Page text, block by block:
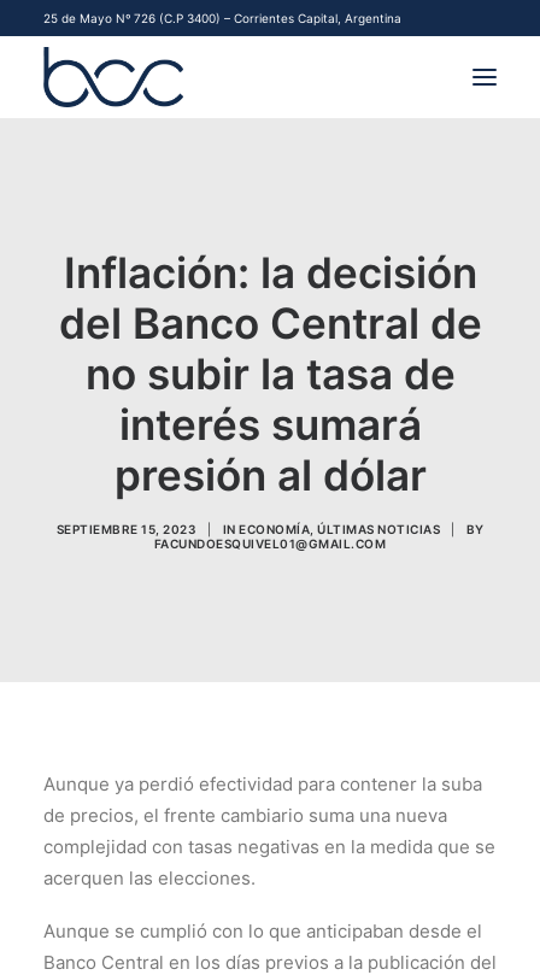
25 de Mayo Nº 726 (C.P 3400) – Corrientes Capital, Argentina
FINANCIAMIENTO PYME
CONTACTO
Inflación: la decisión
del Banco Central de
no subir la tasa de
interés sumará
presión al dólar
SEPTIEMBRE 15, 2023 IN ECONOMÍA ÚLTIMAS NOTICIAS
BY
FACUNDOESQUIVEL01@GMAIL.COM
Aunque ya perdió efectividad para contener la suba
de precios, el frente cambiario suma una nueva
complejidad con tasas negativas en la medida que se
acerquen las elecciones.
Aunque se cumplió con lo que anticipaban desde el
Banco Central en los días previos a la publicación del